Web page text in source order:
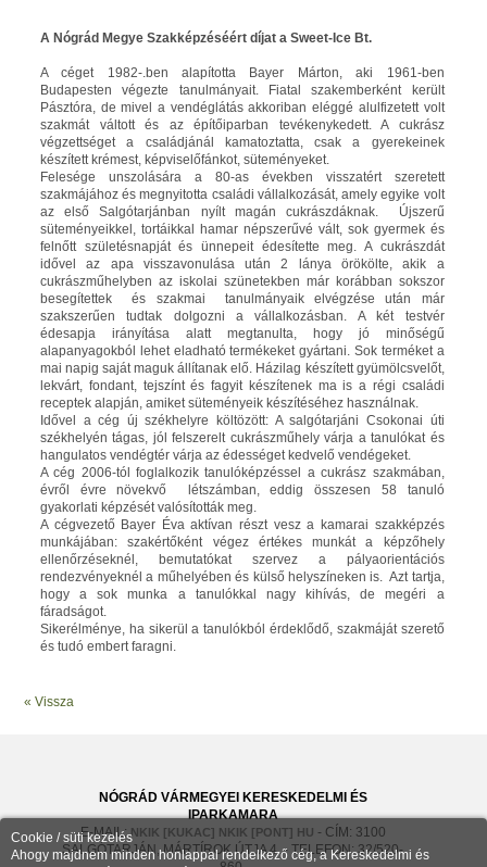
A Nógrád Megye Szakképzéséért díjat a Sweet-Ice Bt.
A céget 1982-.ben alapította Bayer Márton, aki 1961-ben
Budapesten végezte tanulmányait. Fiatal szakemberként került
Pásztóra, de mivel a vendéglátás akkoriban eléggé alulfizetett volt
szakmát váltott és az építőiparban tevékenykedett. A cukrász
végzettséget a családjánál kamatoztatta, csak a gyerekeinek
készített krémest, képviselőfánkot, süteményeket.
Felesége unszolására a 80-as években visszatért szeretett
szakmájához és megnyitotta családi vállalkozását, amely egyike volt
az első Salgótarjánban nyílt magán cukrászdáknak. Újszerű
süteményeikkel, tortáikkal hamar népszerűvé vált, sok gyermek és
felnőtt születésnapját és ünnepeit édesítette meg. A cukrászdát
idővel az apa visszavonulása után 2 lánya örökölte, akik a
cukrászműhelyben az iskolai szünetekben már korábban sokszor
besegítettek és szakmai tanulmányaik elvégzése után már
szakszerűen tudtak dolgozni a vállalkozásban. A két testvér
édesapja irányítása alatt megtanulta, hogy jó minőségű
alapanyagokból lehet eladható termékeket gyártani. Sok terméket a
mai napig saját maguk állítanak elő. Házilag készített gyümölcsvelőt,
lekvárt, fondant, tejszínt és fagyit készítenek ma is a régi családi
receptek alapján, amiket süteményeik készítéséhez használnak.
Idővel a cég új székhelyre költözött: A salgótarjáni Csokonai úti
székhelyén tágas, jól felszerelt cukrászműhely várja a tanulókat és
hangulatos vendégtér várja az édességet kedvelő vendégeket.
A cég 2006-tól foglalkozik tanulóképzéssel a cukrász szakmában,
évről évre növekvő létszámban, eddig összesen 58 tanuló
gyakorlati képzését valósították meg.
A cégvezető Bayer Éva aktívan részt vesz a kamarai szakképzés
munkájában: szakértőként végez értékes munkát a képzőhely
ellenőrzéseknél, bemutatókat szervez a pályaorientációs
rendezvényeknél a műhelyében és külső helyszíneken is. Azt tartja,
hogy a sok munka a tanulókkal nagy kihívás, de megéri a
fáradságot.
Sikerélménye, ha sikerül a tanulókból érdeklődő, szakmáját szerető
és tudó embert faragni.
« Vissza
NÓGRÁD VÁRMEGYEI KERESKEDELMI ÉS
IPARKAMARA
E-MAIL:NKIK [KUKAC] NKIK [PONT] HU - CÍM: 3100
SALGÓTARJÁN, MÁRTÍROK ÚTJA 4. - TELEFON: 32/520-
Cookie / süti kezelés
Ahogy majdnem minden honlappal rendelkező cég, a Kereskedelmi és